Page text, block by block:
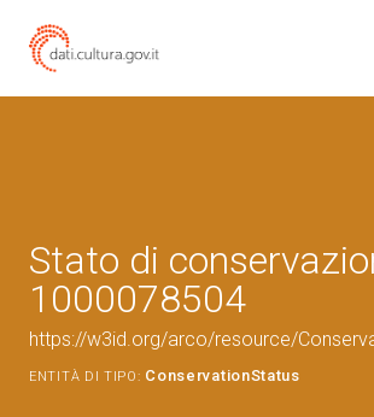
Stato di
1000078504
https://w3id.org/arco/resource/
ENTITÀ DI TIPO: ConservationStatus